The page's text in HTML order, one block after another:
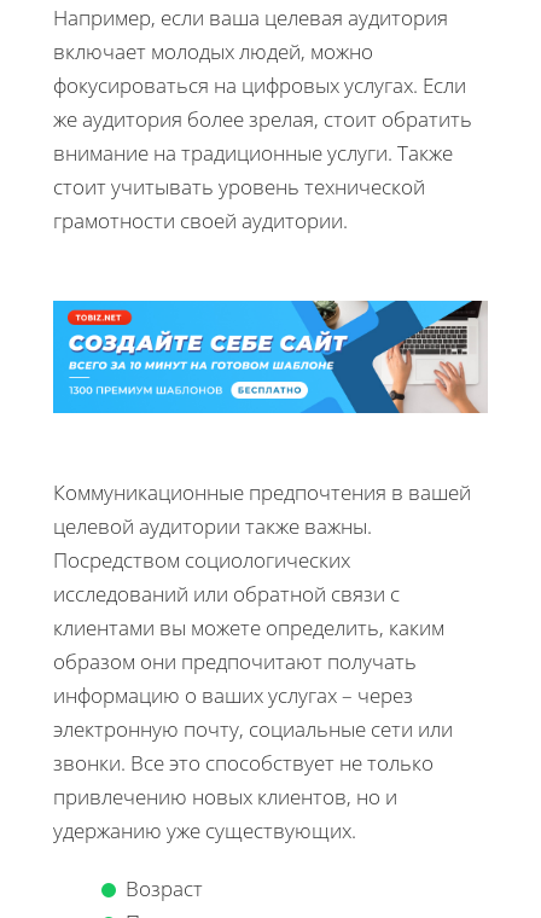
Например, если ваша целевая аудитория
включает молодых людей, можно
фокусироваться на цифровых услугах. Если
же аудитория более зрелая, стоит обратить
внимание на традиционные услуги. Также
стоит учитывать уровень технической
грамотности своей аудитории.
Коммуникационные предпочтения в вашей
целевой аудитории также важны.
Посредством социологических
исследований или обратной связи с
клиентами вы можете определить, каким
образом они предпочитают получать
информацию о ваших услугах – через
электронную почту, социальные сети или
звонки. Все это способствует не только
привлечению новых клиентов, но и
удержанию уже существующих.
Возраст